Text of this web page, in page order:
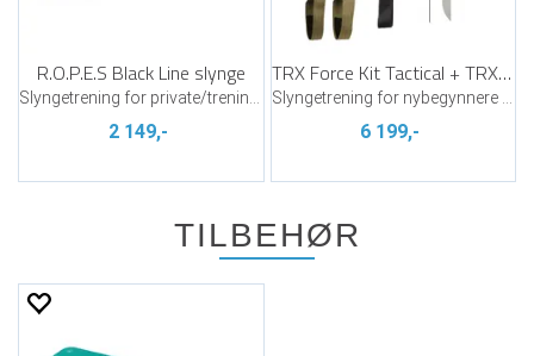
R.O.P.E.S Black Line slynge
2 149,-
TRX Force Kit Tactical + TRX X Mount
6 199,-
TILBEHØR